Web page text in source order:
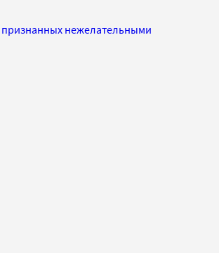
признанных нежелательными